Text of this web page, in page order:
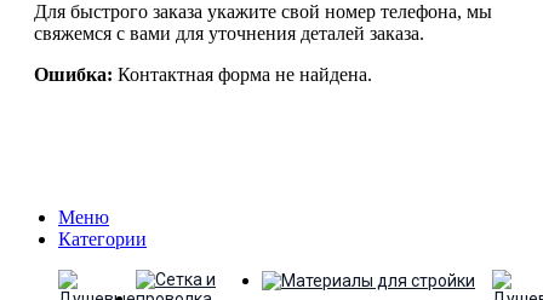
Для быстрого заказа укажите свой номер телефона, мы
свяжемся с вами для уточнения деталей заказа.
Ошибка: Контактная форма не найдена.
Меню
Категории